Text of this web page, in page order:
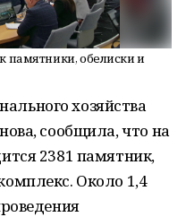
обелиски и
хозяйства
сообщила, что на
2381 памятник,
Около 1,4